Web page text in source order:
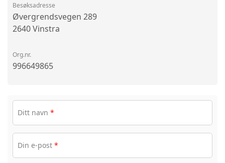
Besøksadresse
Øvergrendsvegen 289
2640 Vinstra
Org.nr.
996649865
Ditt navn *
Din e-post *